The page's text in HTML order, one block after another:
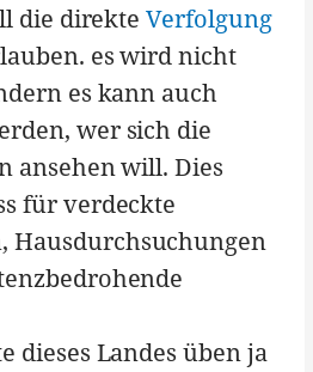
die direkteVerfolgung
es wird nicht
es kann auch
wer sich die
ansehen will. Dies
für verdeckte
Hausdurchsuchungen
dieses Landes üben ja